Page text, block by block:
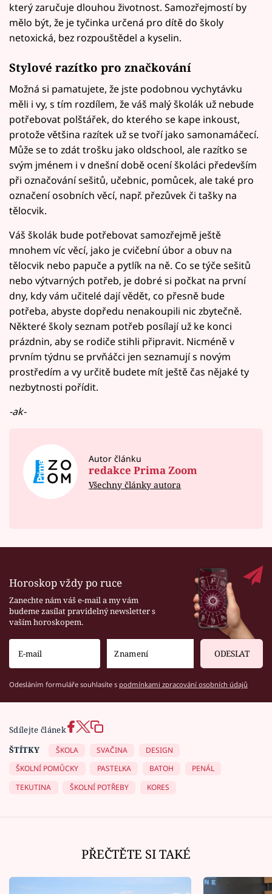
který zaručuje dlouhou životnost. Samozřejmostí by
mělo být, že je tyčinka určená pro dítě do školy
netoxická, bez rozpouštědel a kyselin.
Stylové razítko pro značkování
Možná si pamatujete, že jste podobnou vychytávku
měli i vy, s tím rozdílem, že váš malý školák už nebude
potřebovat polštářek, do kterého se kape inkoust,
protože většina razítek už se tvoří jako samonamáčecí.
Může se to zdát trošku jako oldschool, ale razítko se
svým jménem i v dnešní době ocení školáci především
při označování sešitů, učebnic, pomůcek, ale také pro
označení osobních věcí, např. přezůvek či tašky na
tělocvik.
Váš školák bude potřebovat samozřejmě ještě
mnohem víc věcí, jako je cvičební úbor a obuv na
tělocvik nebo papuče a pytlík na ně. Co se týče sešitů
nebo výtvarných potřeb, je dobré si počkat na první
dny, kdy vám učitelé dají vědět, co přesně bude
potřeba, abyste dopředu nenakoupili nic zbytečně.
Některé školy seznam potřeb posílají už ke konci
prázdnin, aby se rodiče stihli připravit. Nicméně v
prvním týdnu se prvňáčci jen seznamují s novým
prostředím a vy určitě budete mít ještě čas nějaké ty
nezbytnosti pořídit.
-ak-
Autor článku
redakce Prima Zoom
Všechny články autora
Horoskop vždy po ruce
Zanechte nám váš e-mail a my vám
budeme zasílat pravidelný newsletter s
vaším horoskopem.
ODESLAT
Odesláním formuláře souhlasíte s podmínkami zpracování osobních údajů
Sdílejte článek
ŠTÍTKY
ŠKOLA SVAČINA
DESIGN
ŠKOLNÍ POMŮCKY
PASTELKA BATOH
PENÁL
TEKUTINA
ŠKOLNÍ POTŘEBY KORES
PŘEČTĚTE SI TAKÉ